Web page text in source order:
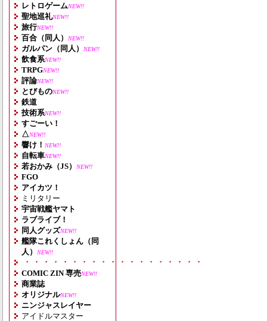
レトロゲームNEW!!
聖地巡礼NEW!!
旅行NEW!!
百合（同人） NEW!!
ガルパン（同人） NEW!!
飲食系NEW!!
TRPGNEW!!
評論NEW!!
とびものNEW!!
鉄道
技術系NEW!!
すごーい！
△NEW!!
響け！ NEW!!
自転車NEW!!
若おかみ（JS） NEW!!
FGO
アイカツ！
ミリタリー
宇宙戦艦ヤマト
ラブライブ！
同人グッズNEW!!
艦隊これくしょん（同
人）
NEW!!
・・・・・・・・・・・・・・・・・・・
COMIC ZIN 専売NEW!!
商業誌
オリジナルNEW!!
ニンジャスレイヤー
アイドルマスター